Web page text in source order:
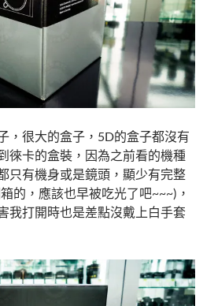
，很大的盒子，5D的盒子都沒有
徠卡的盒裝，因為之前看的機種
只有機身或是鏡頭，顯少有完整
的，應該也早被吃光了吧~~~)，
我打開時也是差點沒戴上白手套